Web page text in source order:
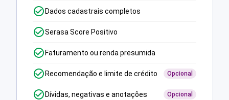
Dados cadastrais completos
Serasa Score Positivo
Faturamento ou renda presumida
Recomendação e limite de crédito Opcional
Dívidas, negativas e anotações Opcional